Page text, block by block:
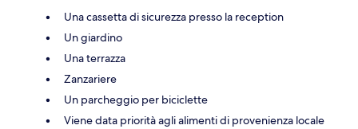
Una cassetta di sicurezza presso la reception
Un giardino
Una terrazza
Zanzariere
Un parcheggio per biciclette
Viene data priorità agli alimenti di provenienza locale